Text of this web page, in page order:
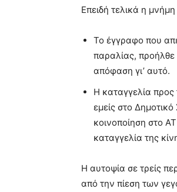
Επειδή τελικά η
Το έγγραφο που
παραλίας, προήλθε
απόφαση γι’ αυτό.
Η καταγγελία
εμείς στο
κοινοποίηση στο
καταγγελία της
Η αυτοψία σε τρείς
από την πίεση των